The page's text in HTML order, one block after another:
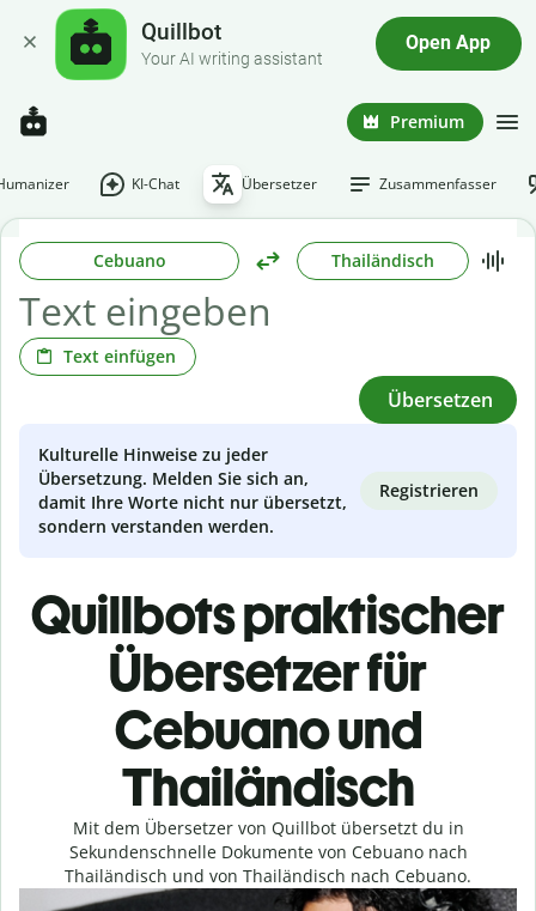
Quillbot
Your AI writing assistant
Open App
Premium
KI-Chat Übersetzer Zusammenfasser
Cebuano Thailändisch
Text einfügen
Übersetzen
Kulturelle Hinweise zu jeder
Übersetzung. Melden Sie sich an,
damit Ihre Worte nicht nur übersetzt,
sondern verstanden werden.
Registrieren
Quillbots praktischer
Übersetzer für
Cebuano und
Thailändisch
Mit dem Übersetzer von Quillbot übersetzt du in
Sekundenschnelle Dokumente von Cebuano nach
Thailändisch und von Thailändisch nach Cebuano.